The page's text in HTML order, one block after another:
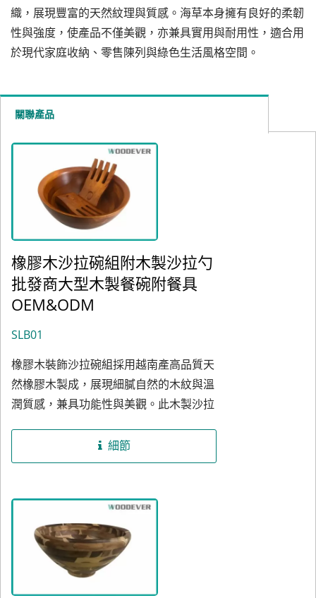
織，展現豐富的天然紋理與質感。海草本身擁有良好的柔韌
性與強度，使產品不僅美觀，亦兼具實用與耐用性，適合用
於現代家庭收納、零售陳列與綠色生活風格空間。
關聯產品
橡膠木沙拉碗組附木製沙拉勺
批發商大型木製餐碗附餐具
OEM&ODM
SLB01
橡膠木裝飾沙拉碗組採用越南產高品質天
然橡膠木製成，展現細膩自然的木紋與溫
潤質感，兼具功能性與美觀。此木製沙拉
酒店與零售品牌，提供高端餐桌擺設選
項。沙拉碗外觀呈圓形，內部曲線流暢，
搭配的人體工學沙拉叉勺設有握柄凹槽，
增強舒適性與操作便利性。所用橡膠木來
自乳膠樹採集天然橡膠後的副產品，屬於
環保可再生資源，並經FSC認證，確保原
細節